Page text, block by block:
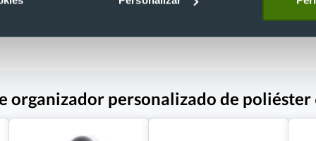
€ Desde 0,27 €
organizador personalizado de poliéster